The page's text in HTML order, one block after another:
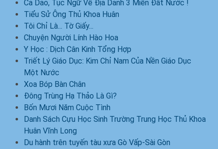
Ca Dao, Tục Ngữ Về Địa Danh 3 Miền Đất Nước !
Tiểu Sử Ông Thủ Khoa Huân
Tôi Chỉ Là... Tờ Giấy...
Chuyện Người Lính Hào Hoa
Y Học : Dịch Cân Kinh Tổng Hợp
Triết Lý Giáo Dục: Kim Chỉ Nam Của Nền Giáo Dục
Một Nước
Xoa Bóp Bàn Chân
Đông Trùng Hạ Thảo Là Gì?
Bốn Mươi Năm Cuộc Tình
Danh Sách Cựu Học Sinh Trường Trung Học Thủ Khoa
Huân Vĩnh Long
Du hành trên tuyến tàu xưa Gò Vấp-Sài Gòn